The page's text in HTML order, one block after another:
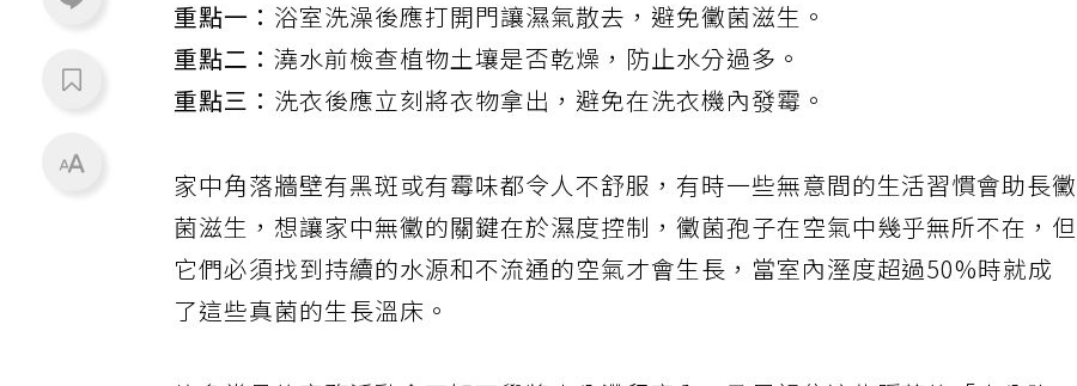
重點一： 浴室洗澡後應打開門讓濕氣散去，避免黴菌滋生。
重點二：澆水前檢查植物土壤是否乾燥，防止水分過多。
重點三： 洗衣後應立刻將衣物拿出，避免在洗衣機內發霉。
家中角落牆壁有黑斑或有霉味都令人不舒服，有時一些無意間的生活習慣會助長黴
菌滋生，想讓家中無黴的關鍵在於濕度控制，黴菌孢子在空氣中幾乎無所不在，但
它們必須找到持續的水源和不流通的空氣才會生長，當室內溼度超過50%時就成
了這些真菌的生長溫床。